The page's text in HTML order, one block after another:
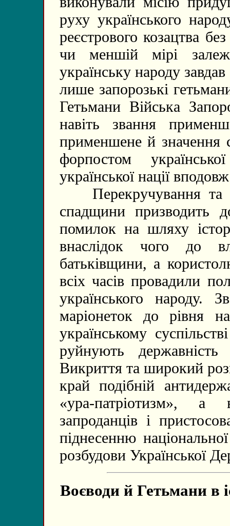
руху українського
реєстрового козацтва
чи меншій мірі
українську народу
лише запорозькі
Гетьмани Війська
навіть звання
применшене й значення
форпостом
української нації
Перекручування та
спадщини призводить
помилок на шляху
внаслідок чого до
батьківщини, а
всіх часів провадили
українського народу.
маріонеток до рівня
українському
руйнують державність
Викриття та широкий
край подібній
«ура-патріотизм», а
запроданців і
піднесенню
розбудови Української
Воєводи й Гетьмани в